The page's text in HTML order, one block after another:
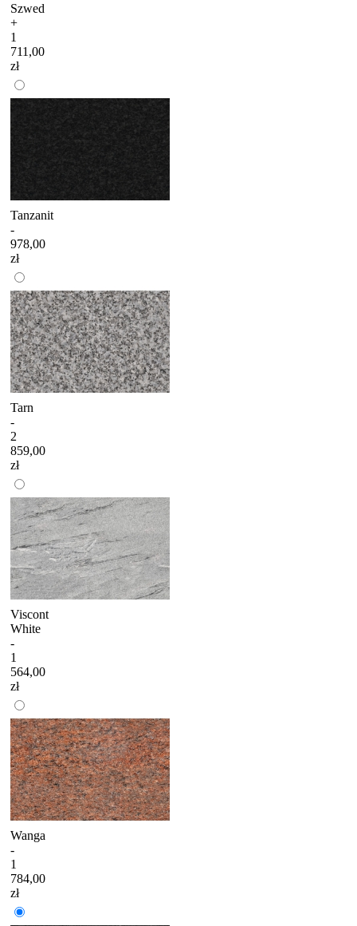
Szwed
+
1
711,00
zł
Tanzanit
-
978,00
zł
Tarn
-
2
859,00
zł
Viscont
White
-
1
564,00
zł
Wanga
-
1
784,00
zł